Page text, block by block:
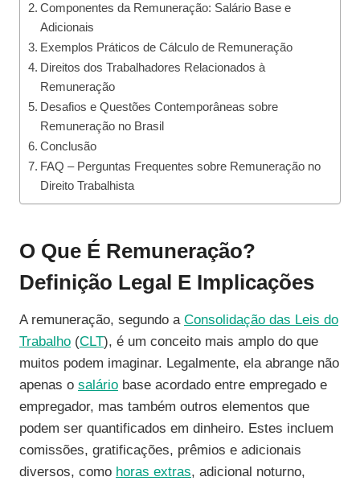
Componentes da Remuneração: Salário Base e
Adicionais
Exemplos Práticos de Cálculo de Remuneração
Direitos dos Trabalhadores Relacionados à
Remuneração
Desafios e Questões Contemporâneas sobre
Remuneração no Brasil
Conclusão
FAQ – Perguntas Frequentes sobre Remuneração no
Direito Trabalhista
O Que É Remuneração?
Definição Legal E Implicações
A remuneração, segundo a Consolidação das Leis do
Trabalho (CLT), é um conceito mais amplo do que
muitos podem imaginar. Legalmente, ela abrange não
apenas o salário base acordado entre empregado e
empregador, mas também outros elementos que
podem ser quantificados em dinheiro. Estes incluem
comissões, gratificações, prêmios e adicionais
diversos, como horas extras, adicional noturno,